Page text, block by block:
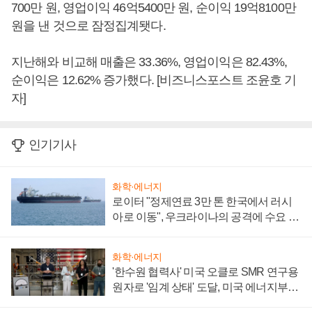
700만 원, 영업이익 46억5400만 원, 순이익 19억8100만
원을 낸 것으로 잠정집계됏다.
지난해와 비교해 매출은 33.36%, 영업이익은 82.43%,
순이익은 12.62% 증가했다. [비즈니스포스트 조윤호 기
자]
인기기사
화학·에너지
로이터 "정제연료 3만 톤 한국에서 러시
아로 이동", 우크라이나의 공격에 수요 늘
화학·에너지
'한수원 협력사' 미국 오클로 SMR 연구용
원자로 '임계 상태' 도달, 미국 에너지부